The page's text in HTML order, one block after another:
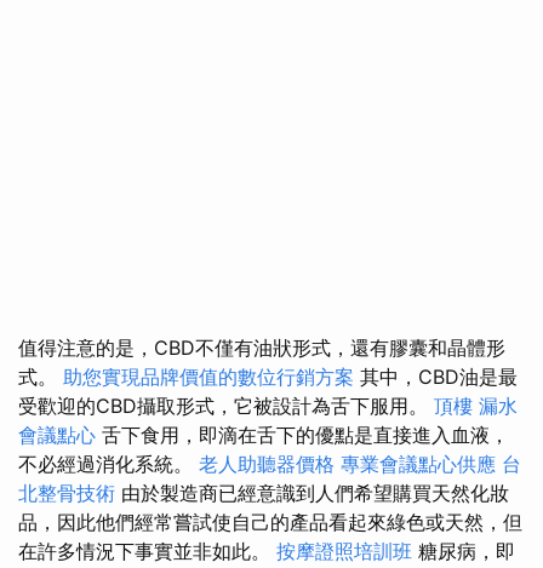
值得注意的是，CBD不僅有油狀形式，還有膠囊和晶體形
式。 助您實現品牌價值的數位行銷方案 其中，CBD油是最
受歡迎的CBD攝取形式，它被設計為舌下服用。 頂樓 漏水
會議點心 舌下食用，即滴在舌下的優點是直接進入血液，
不必經過消化系統。 老人助聽器價格 專業會議點心供應 台
北整骨技術 由於製造商已經意識到人們希望購買天然化妝
品，因此他們經常嘗試使自己的產品看起來綠色或天然，但
在許多情況下事實並非如此。 按摩證照培訓班 糖尿病，即